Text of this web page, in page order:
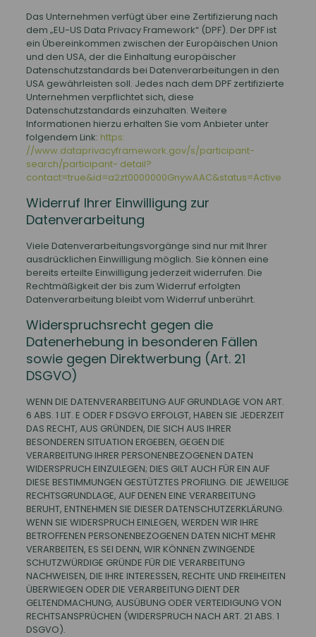
Das Unternehmen verfügt über eine Zertifizierung nach
dem „EU-US Data Privacy Framework“ (DPF). Der DPF ist
ein Übereinkommen zwischen der Europäischen Union
und den USA, der die Einhaltung europäischer
Datenschutzstandards bei Datenverarbeitungen in den
USA gewährleisten soll. Jedes nach dem DPF zertifizierte
Unternehmen verpflichtet sich, diese
Datenschutzstandards einzuhalten. Weitere
Informationen hierzu erhalten Sie vom Anbieter unter
folgendem Link: https:
//www.dataprivacyframework.gov/s/participant-
search/participant- detail?
contact=true&id=a2zt0000000GnywAAC&status=Active
Widerruf Ihrer Einwilligung zur
Datenverarbeitung
Viele Datenverarbeitungsvorgänge sind nur mit Ihrer
ausdrücklichen Einwilligung möglich. Sie können eine
bereits erteilte Einwilligung jederzeit widerrufen. Die
Rechtmäßigkeit der bis zum Widerruf erfolgten
Datenverarbeitung bleibt vom Widerruf unberührt.
Widerspruchsrecht gegen die
Datenerhebung in besonderen Fällen
sowie gegen Direktwerbung (Art. 21
DSGVO)
WENN DIE DATENVERARBEITUNG AUF GRUNDLAGE VON ART.
6 ABS. 1 LIT. E ODER F DSGVO ERFOLGT, HABEN SIE JEDERZEIT
DAS RECHT, AUS GRÜNDEN, DIE SICH AUS IHRER
BESONDEREN SITUATION ERGEBEN, GEGEN DIE
VERARBEITUNG IHRER PERSONENBEZOGENEN DATEN
WIDERSPRUCH EINZULEGEN; DIES GILT AUCH FÜR EIN AUF
DIESE BESTIMMUNGEN GESTÜTZTES PROFILING. DIE JEWEILIGE
RECHTSGRUNDLAGE, AUF DENEN EINE VERARBEITUNG
BERUHT, ENTNEHMEN SIE DIESER DATENSCHUTZERKLÄRUNG.
WENN SIE WIDERSPRUCH EINLEGEN, WERDEN WIR IHRE
BETROFFENEN PERSONENBEZOGENEN DATEN NICHT MEHR
VERARBEITEN, ES SEI DENN, WIR KÖNNEN ZWINGENDE
SCHUTZWÜRDIGE GRÜNDE FÜR DIE VERARBEITUNG
NACHWEISEN, DIE IHRE INTERESSEN, RECHTE UND FREIHEITEN
ÜBERWIEGEN ODER DIE VERARBEITUNG DIENT DER
GELTENDMACHUNG, AUSÜBUNG ODER VERTEIDIGUNG VON
RECHTSANSPRÜCHEN (WIDERSPRUCH NACH ART. 21 ABS. 1
DSGVO).